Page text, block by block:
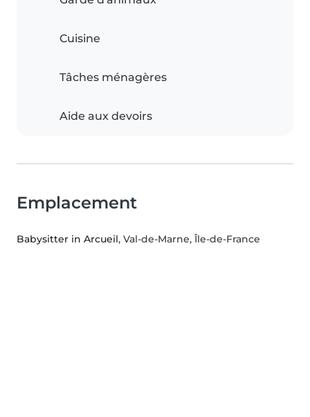
Cuisine
Tâches ménagères
Aide aux devoirs
Emplacement
Babysitter in Arcueil, Val-de-Marne, Île-de-France